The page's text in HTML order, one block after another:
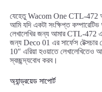
যেহেতু Wacom One CTL-472
আমি যদি একটা সংক্ষিপ্ত কম্পারেটিভ
লেখালেখির জন্য আমার CTL-472 এর
জন্য Deco 01 এর সার্ফেস
10″ এরিয়া হওয়াতে লেখালেখিতেও
স্বচ্ছন্দ্যবোধ করব।
অ্যান্ড্রয়েড সাপোর্ট